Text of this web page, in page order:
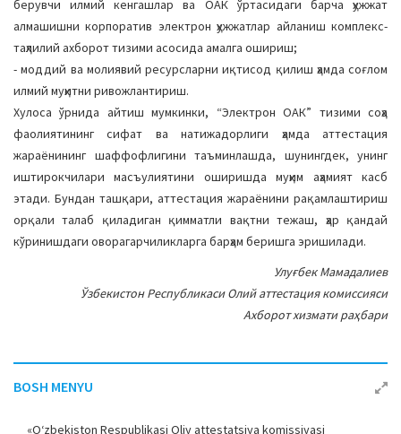
берувчи илмий кенгашлар ва ОАК ўртасидаги барча ҳужжат
алмашишни корпоратив электрон ҳужжатлар айланиш комплекс-
таҳлилий ахборот тизими асосида амалга ошириш;
- моддий ва молиявий ресурсларни иқтисод қилиш ҳамда соғлом
илмий муҳитни ривожлантириш.
Хулоса ўрнида айтиш мумкинки, “Электрон ОАК” тизими соҳа
фаолиятининг сифат ва натижадорлиги ҳамда аттестация
жараёнининг шаффофлигини таъминлашда, шунингдек, унинг
иштирокчилари масъулиятини оширишда муҳим аҳамият касб
этади. Бундан ташқари, аттестация жараёнини рақамлаштириш
орқали талаб қиладиган қимматли вақтни тежаш, ҳар қандай
кўринишдаги оворагарчиликларга барҳам беришга эришилади.
Улуғбек Мамадалиев
Ўзбекистон Республикаси Олий аттестация комиссияси
Ахборот хизмати раҳбари
BOSH MENYU
«O‘zbekiston Respublikasi Oliy attestatsiya komissiyasi